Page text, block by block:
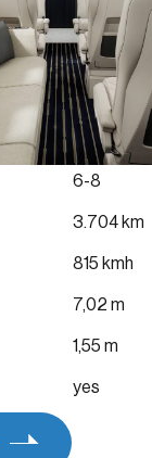
6-8
3.704 km
815 kmh
7,02 m
1,55 m
yes